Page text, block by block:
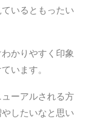
いるともったい
かりやすく印象
います。
ーアルされる方
したいなと思い